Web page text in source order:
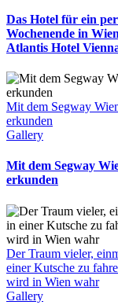
Das Hotel für ein
Wochenende in
Atlantis Hotel
Mit dem Segway
erkunden
Gallery
Mit dem Segway
erkunden
Der Traum vieler,
einer Kutsche zu
wird in Wien wahr
Gallery